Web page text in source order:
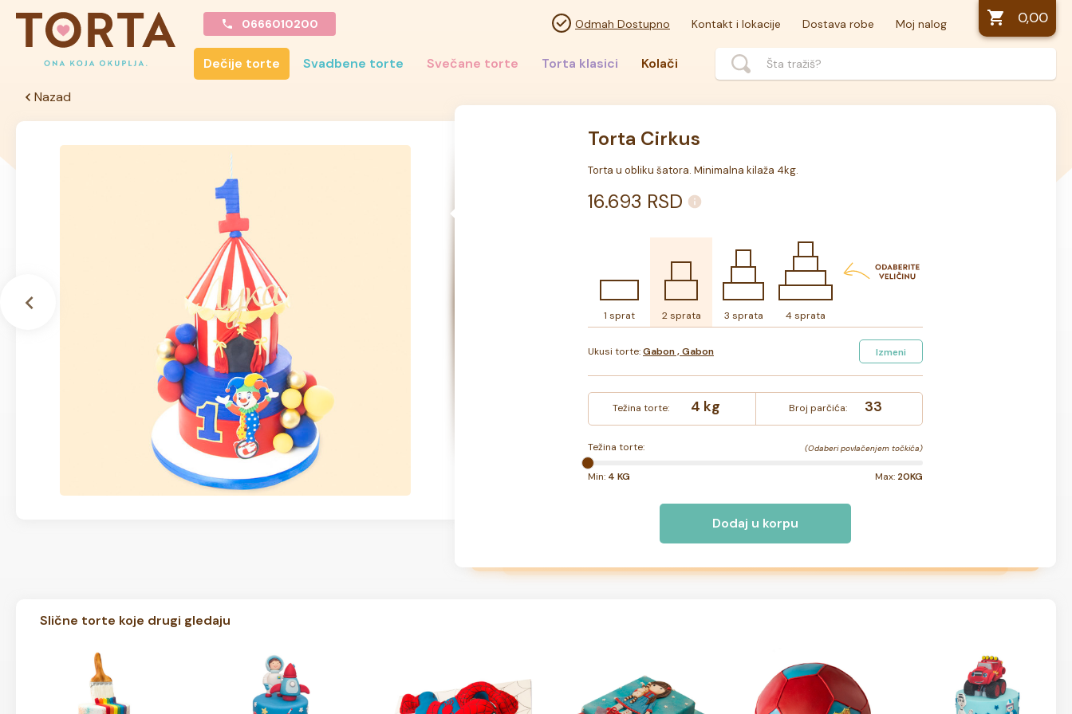
0666010200 Odmah Dostupno Kontakt i lokacije Dostava robe Moj nalog 0,00
Dečije torte Svadbene torte Svečane torte Torta klasici
Kolači
Nazad
Torta Cirkus
Torta u obliku šatora. Minimalna kilaža 4kg.
16.693 RSD
1 sprat 2 sprata 3 sprata 4 sprata
Ukusi torte:Gabon , Gabon Izmeni
Težina torte: 4 kg Broj parčića: 33
Težina torte: (Odaberi povlačenjem točkića)
Min: 4 KG Max: 20KG
Dodaj u korpu
Slične torte koje drugi gledaju